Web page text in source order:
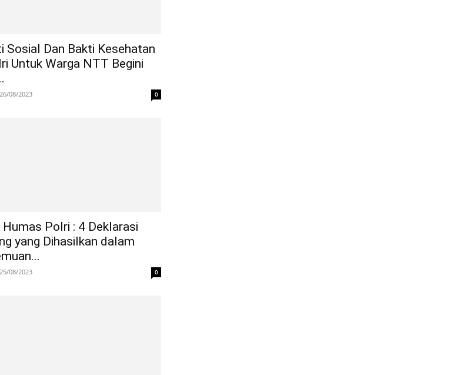
Sosial Dan Bakti Kesehatan
Untuk Warga NTT Begini
26/08/2023 0
Humas Polri : 4 Deklarasi
yang Dihasilkan dalam
25/08/2023 0